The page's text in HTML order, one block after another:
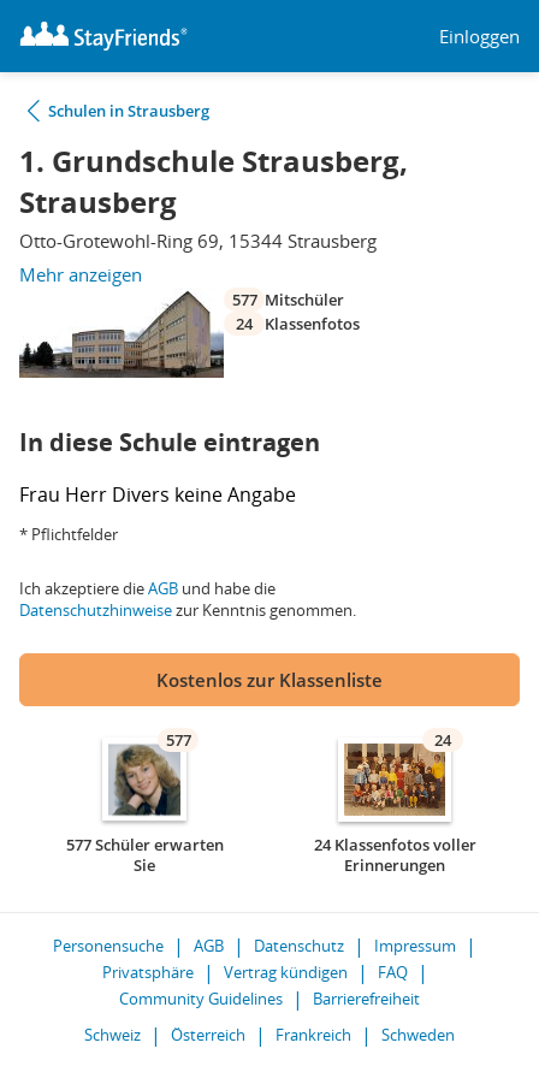
Einloggen
Schulen in Strausberg
1. Grundschule Strausberg,
Strausberg
Otto-Grotewohl-Ring 69, 15344 Strausberg
Mehr anzeigen
577 Mitschüler
24
Klassenfotos
In diese Schule eintragen
Frau Herr Divers keine Angabe
* Pflichtfelder
Ich akzeptiere dieAGB und habe die
Datenschutzhinweisezur Kenntnis genommen.
Kostenlos zur Klassenliste
577
577 Schüler erwarten
Sie
24
24 Klassenfotos voller
Erinnerungen
Personensuche AGB Datenschutz
Impressum
Privatsphäre
Vertrag kündigen
FAQ
Community Guidelines
Barrierefreiheit
Schweiz
Österreich Frankreich Schweden